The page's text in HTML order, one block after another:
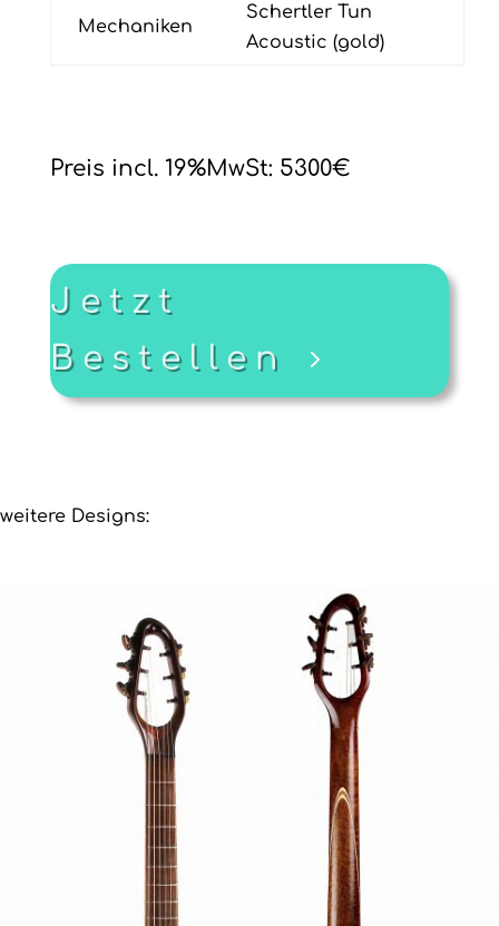
Mechaniken
Schertler Tun
Acoustic (gold)
Preis incl. 19%MwSt: 5300€
Jetzt
Bestellen
weitere Designs: